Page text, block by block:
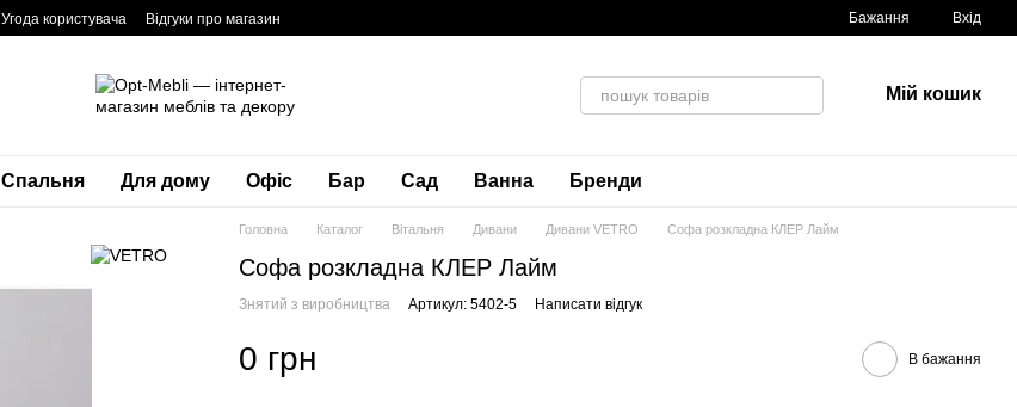
Угода користувача Відгуки про магазин Бажання Вхід
Мій кошик
Спальня Для дому Офіс Бар Сад Ванна Бренди
Головна Каталог Вітальня Дивани Дивани VETRO Софа розкладна КЛЕР Лайм
Софа розкладна КЛЕР Лайм
Знятий з виробництва Артикул: 5402-5 Написати відгук
0 грн В бажання